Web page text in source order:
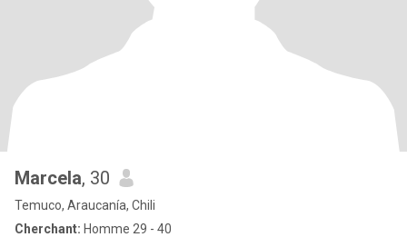
Marcela, 30
Temuco, Araucanía, Chili
Cherchant: Homme 29 - 40